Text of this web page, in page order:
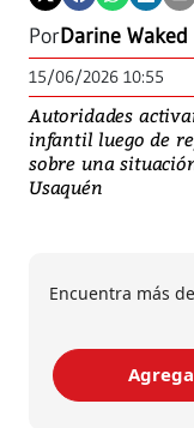
PorDarine Waked
15/06/2026 10:55
Autoridades
infantil luego de
sobre una
Usaquén
Encuentra más